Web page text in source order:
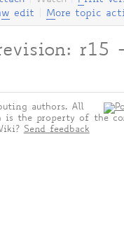
w edit More topic
revision:
authors. All
is the property of the
Send feedback